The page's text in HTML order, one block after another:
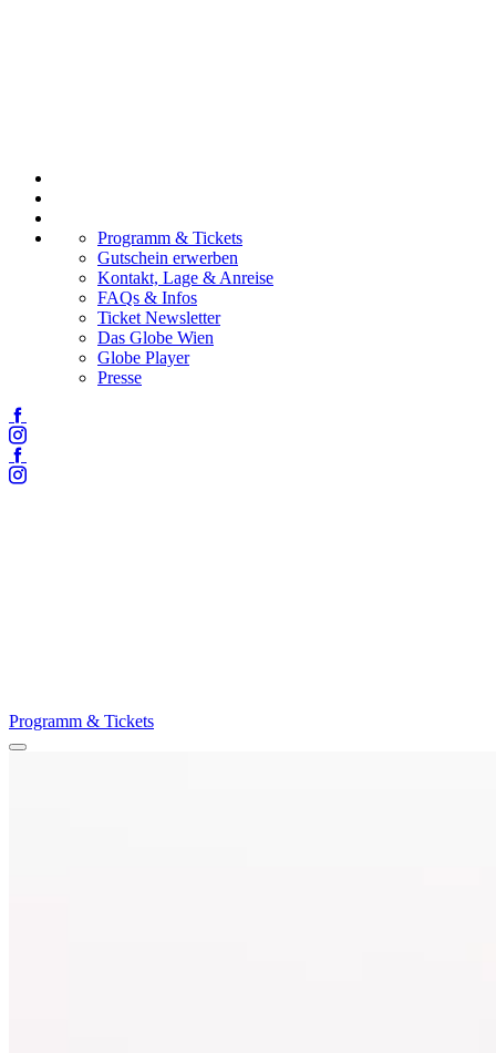
Programm & Tickets
Gutschein erwerben
Kontakt, Lage & Anreise
FAQs & Infos
Ticket Newsletter
Das Globe Wien
Globe Player
Presse
Facebook
Instagram
Facebook
Instagram
Programm & Tickets
Menü